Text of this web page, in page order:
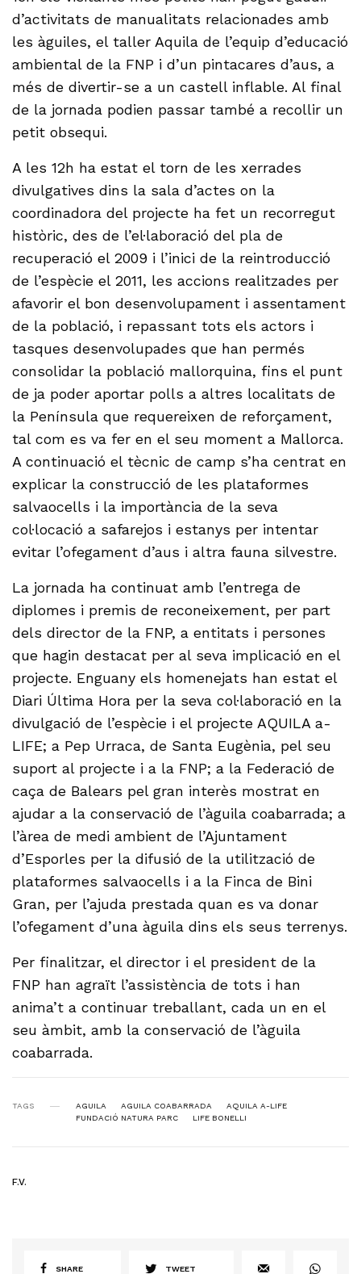
d’activitats de manualitats relacionades amb
les àguiles, el taller Aquila de l’equip d’educació
ambiental de la FNP i d’un pintacares d’aus, a
més de divertir-se a un castell inflable. Al final
de la jornada podien passar també a recollir un
petit obsequi.
A les 12h ha estat el torn de les xerrades
divulgatives dins la sala d’actes on la
coordinadora del projecte ha fet un recorregut
històric, des de l’el·laboració del pla de
recuperació el 2009 i l’inici de la reintroducció
de l’espècie el 2011, les accions realitzades per
afavorir el bon desenvolupament i assentament
de la població, i repassant tots els actors i
tasques desenvolupades que han permés
consolidar la població mallorquina, fins el punt
de ja poder aportar polls a altres localitats de
la Península que requereixen de reforçament,
tal com es va fer en el seu moment a Mallorca.
A continuació el tècnic de camp s’ha centrat en
explicar la construcció de les plataformes
salvaocells i la importància de la seva
col·locació a safarejos i estanys per intentar
evitar l’ofegament d’aus i altra fauna silvestre.
La jornada ha continuat amb l’entrega de
diplomes i premis de reconeixement, per part
dels director de la FNP, a entitats i persones
que hagin destacat per al seva implicació en el
projecte. Enguany els homenejats han estat el
Diari Última Hora per la seva col·laboració en la
divulgació de l’espècie i el projecte AQUILA a-
LIFE; a Pep Urraca, de Santa Eugènia, pel seu
suport al projecte i a la FNP; a la Federació de
caça de Balears pel gran interès mostrat en
ajudar a la conservació de l’àguila coabarrada; a
l’àrea de medi ambient de l’Ajuntament
d’Esporles per la difusió de la utilització de
plataformes salvaocells i a la Finca de Bini
Gran, per l’ajuda prestada quan es va donar
l’ofegament d’una àguila dins els seus terrenys.
Per finalitzar, el director i el president de la
FNP han agraït l’assistència de tots i han
anima’t a continuar treballant, cada un en el
seu àmbit, amb la conservació de l’àguila
coabarrada.
TAGS AGUILA AGUILA COABARRADA
AQUILA A-LIFE
FUNDACIÓ NATURA PARC
LIFE BONELLI
F.V.
SHARE TWEET